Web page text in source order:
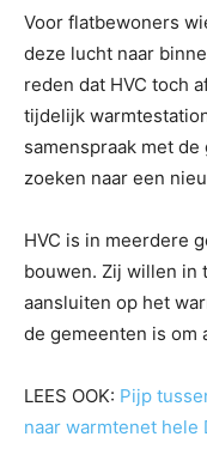
Voor flatbewoners
deze lucht naar
reden dat HVC toch
tijdelijk
samenspraak met
zoeken naar een
HVC is in meerdere
bouwen. Zij willen in
aansluiten op het
de gemeenten is om
LEES OOK: Pijp
naar warmtenet hele